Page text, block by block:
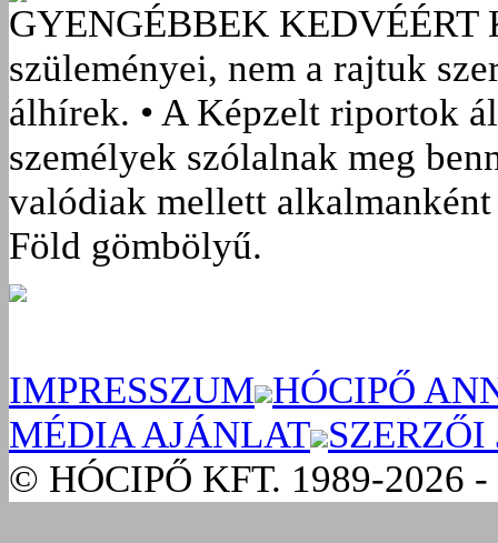
GYENGÉBBEK KEDVÉÉRT
szüleményei, nem a rajtuk
álhírek. • A Képzelt riportok
személyek szólalnak meg
valódiak mellett
Föld gömbölyű.
IMPRESSZUM HÓCIPŐ
MÉDIA AJÁNLAT SZERZŐI
© HÓCIPŐ KFT. 1989-2026